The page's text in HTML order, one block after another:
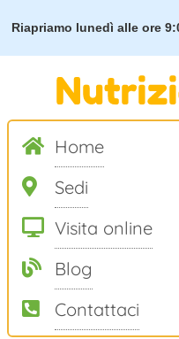
Riapriamo lunedì alle ore
Home
Sedi
Visita online
Blog
Contattaci